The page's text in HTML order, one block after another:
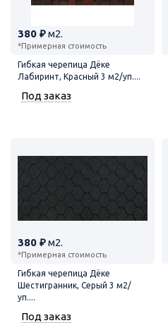
380 ₽м2.
*Примерная стоимость
Гибкая черепица Дёке
Лабиринт, Красный 3 м2/уп....
Под заказ
380 ₽м2.
*Примерная стоимость
Гибкая черепица Дёке
Шестигранник, Серый 3 м2/
уп....
Под заказ